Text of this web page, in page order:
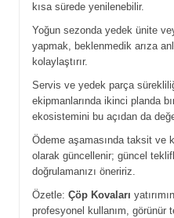
kısa sürede yenilenebilir.
Yoğun sezonda yedek ünite
yapmak, beklenmedik arıza
kolaylaştırır.
Servis ve yedek parça
ekipmanlarında ikinci planda
ekosistemini bu açıdan da
Ödeme aşamasında taksit ve
olarak güncellenir; güncel
doğrulamanızı öneririz.
Özetle: Çöp Kovaları
profesyonel kullanım, görünür